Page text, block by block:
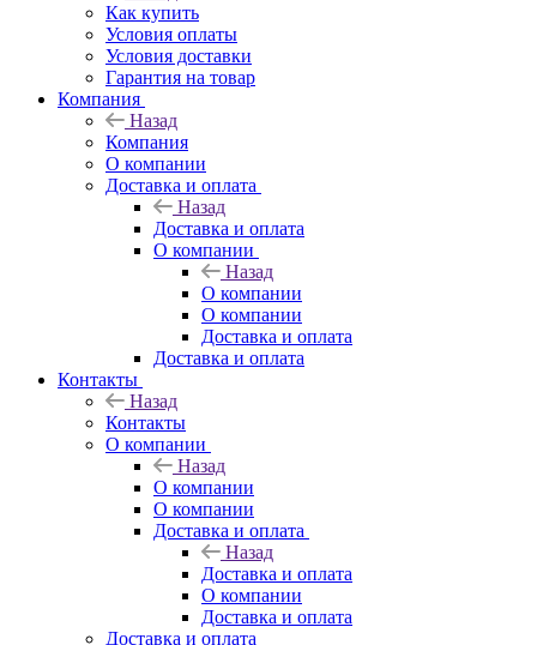
Как купить
Условия оплаты
Условия доставки
Гарантия на товар
Компания
Назад
Компания
О компании
Доставка и оплата
Назад
Доставка и оплата
О компании
Назад
О компании
О компании
Доставка и оплата
Доставка и оплата
Контакты
Назад
Контакты
О компании
Назад
О компании
О компании
Доставка и оплата
Назад
Доставка и оплата
О компании
Доставка и оплата
Доставка и оплата